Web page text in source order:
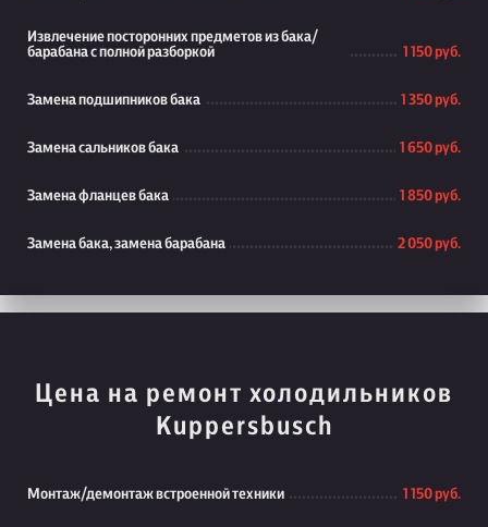
Извлечение посторонних предметов из бака/
барабана с полной разборкой
1 150 руб.
Замена подшипников бака 1 350 руб.
Замена сальников бака 1 650 руб.
Замена фланцев бака 1 850 руб.
Замена бака, замена барабана 2 050 руб.
Цена на ремонт холодильников
Kuppersbusch
Монтаж/демонтаж встроенной техники 1 150 руб.